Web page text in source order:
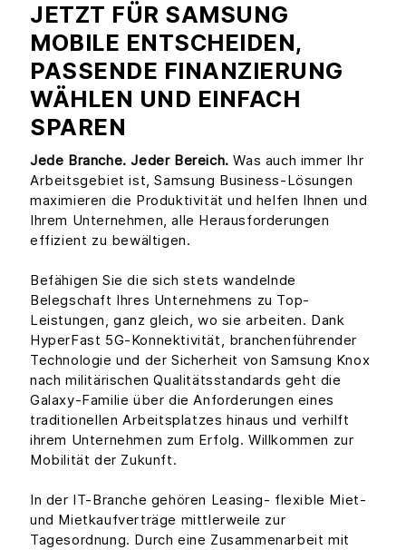
JETZT FÜR SAMSUNG
MOBILE ENTSCHEIDEN,
PASSENDE FINANZIERUNG
WÄHLEN UND EINFACH
SPAREN
Jede Branche. Jeder Bereich.Was auch immer Ihr
Arbeitsgebiet ist, Samsung Business-Lösungen
maximieren die Produktivität und helfen Ihnen und
Ihrem Unternehmen, alle Herausforderungen
effizient zu bewältigen.
Befähigen Sie die sich stets wandelnde
Belegschaft Ihres Unternehmens zu Top-
Leistungen, ganz gleich, wo sie arbeiten. Dank
HyperFast 5G-Konnektivität, branchenführender
Technologie und der Sicherheit von Samsung Knox
nach militärischen Qualitätsstandards geht die
Galaxy-Familie über die Anforderungen eines
traditionellen Arbeitsplatzes hinaus und verhilft
ihrem Unternehmen zum Erfolg. Willkommen zur
Mobilität der Zukunft.
In der IT-Branche gehören Leasing- flexible Miet-
und Mietkaufverträge mittlerweile zur
Tagesordnung. Durch eine Zusammenarbeit mit